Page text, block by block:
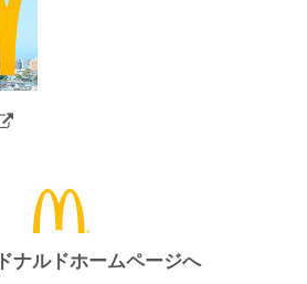
ナルドホームページへ